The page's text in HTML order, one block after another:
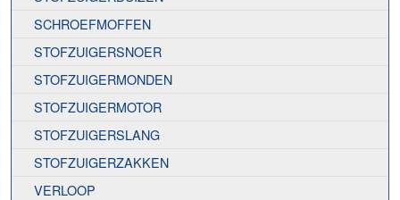
SCHROEFMOFFEN
STOFZUIGERSNOER
STOFZUIGERMONDEN
STOFZUIGERMOTOR
STOFZUIGERSLANG
STOFZUIGERZAKKEN
VERLOOP